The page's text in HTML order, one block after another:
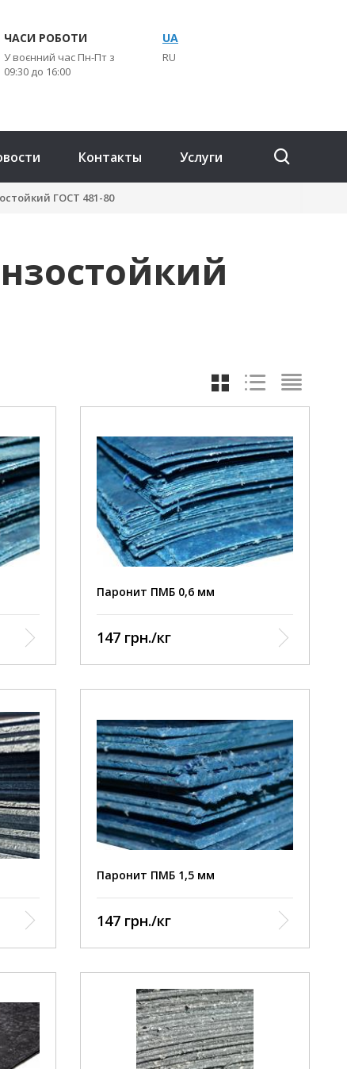
ЧАСИ РОБОТИ
У воєнний час Пн-Пт з
09:30 до 16:00
UA
RU
Контакты Услуги
ГОСТ 481-80
Паронит ПМБ 0,6 мм
147 грн./кг
Паронит ПМБ 1,5 мм
147 грн./кг
Тяжёлые и лёгкие нефтепродукты,
масляные фракции, расплав воска,
Р, МПа 3,0